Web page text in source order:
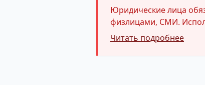
Юридические лица
физлицами, СМИ.
Читать подробнее